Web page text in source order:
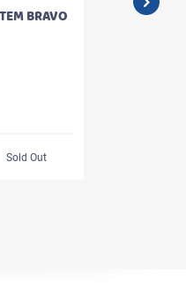
BRAVO
Sold Out